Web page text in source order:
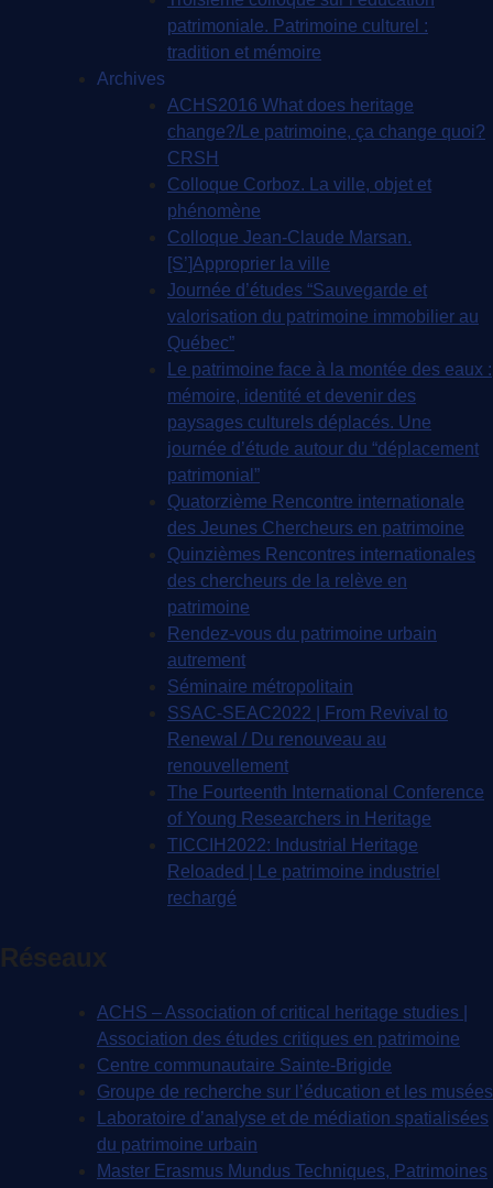
patrimoniale. Patrimoine culturel :
tradition et mémoire
Archives
ACHS2016 What does heritage
change?/Le patrimoine, ça change quoi?
CRSH
Colloque Corboz. La ville, objet et
phénomène
Colloque Jean-Claude Marsan.
[S’]Approprier la ville
Journée d’études “Sauvegarde et
valorisation du patrimoine immobilier au
Québec”
Le patrimoine face à la montée des eaux :
mémoire, identité et devenir des
paysages culturels déplacés. Une
journée d’étude autour du “déplacement
patrimonial”
Quatorzième Rencontre internationale
des Jeunes Chercheurs en patrimoine
Quinzièmes Rencontres internationales
des chercheurs de la relève en
patrimoine
Rendez-vous du patrimoine urbain
autrement
Séminaire métropolitain
SSAC-SEAC2022 | From Revival to
Renewal / Du renouveau au
renouvellement
The Fourteenth International Conference
of Young Researchers in Heritage
TICCIH2022: Industrial Heritage
Reloaded | Le patrimoine industriel
rechargé
Réseaux
ACHS – Association of critical heritage studies |
Association des études critiques en patrimoine
Centre communautaire Sainte-Brigide
Groupe de recherche sur l’éducation et les musées
Laboratoire d’analyse et de médiation spatialisées
du patrimoine urbain
Master Erasmus Mundus Techniques, Patrimoines